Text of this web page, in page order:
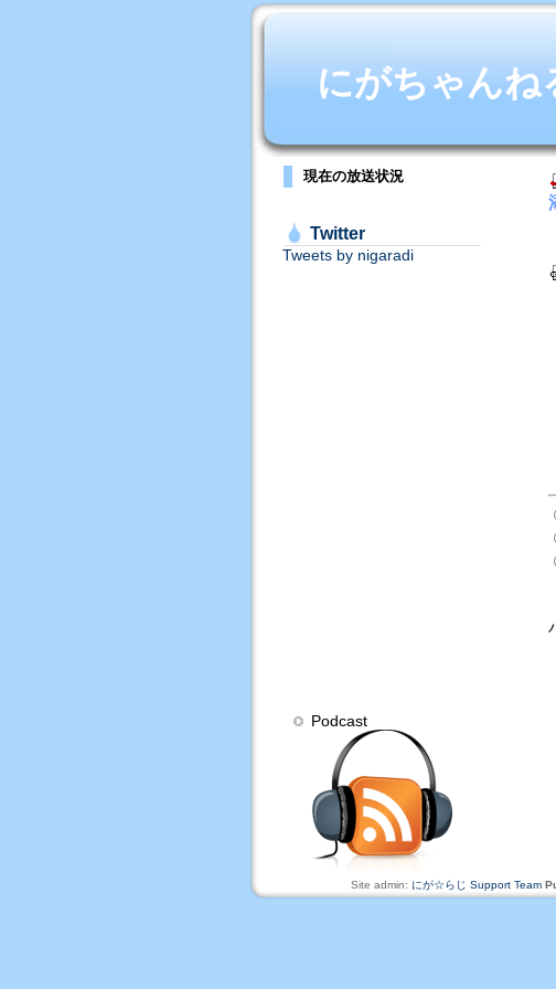
にがちゃん
現在の放送状況
Twitter
Tweets by nigaradi
Podcast
Site admin: にが☆らじ Support Team